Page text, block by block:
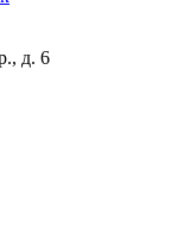
д. 6